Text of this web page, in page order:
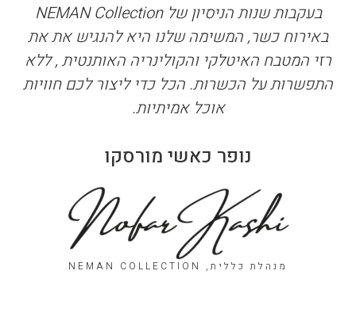
בעקבות שנות הניסיון של NEMAN Collection
באירוח כשר, המשימה שלנו היא להנגיש אתאת
רזי המטבח האיטלקי והקולינריה האותנטית , ללא
התפשרות על הכשרות. הכל כדי ליצור לכם חוויות
אוכל אמיתיות.
נופר כאשי מורסקו
מנהלת כללית, NEMAN COLLECTION